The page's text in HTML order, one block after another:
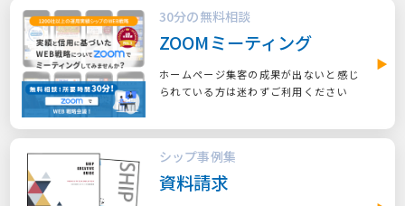
30分の無料相談
ZOOMミーティング
ホームページ集客の成果が出ないと感じ
られている方は迷わずご利用ください
シップ事例集
資料請求